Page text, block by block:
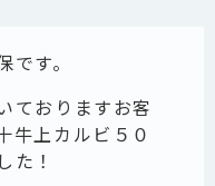
す。
ておりますお客
牛上カルビ５０
た！